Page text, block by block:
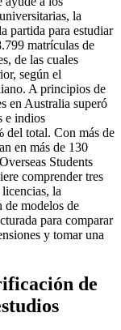
la
partida para estudiar
matrículas de
de las cuales
según el
A principios de
en Australia superó
e indios
del total. Con más de
en más de 130
Students
comprender tres
la
de modelos de
para comparar
y tomar una
de